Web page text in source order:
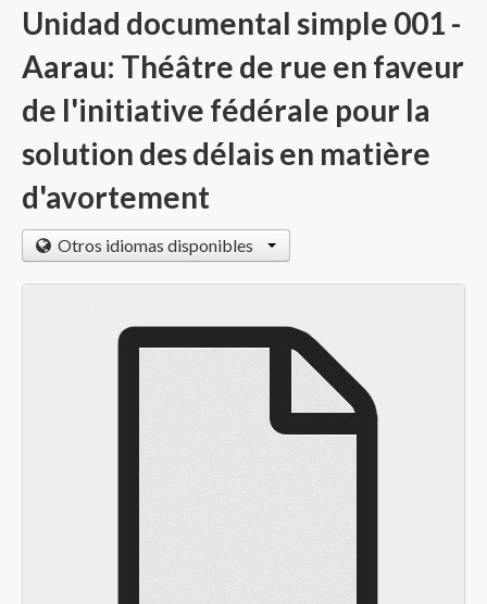
Unidad documental simple 001 -
Aarau: Théâtre de rue en faveur
de l'initiative fédérale pour la
solution des délais en matière
d'avortement
Otros idiomas disponibles